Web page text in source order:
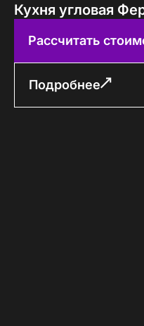
Кухня угловая
Рассчитать
Подробнее